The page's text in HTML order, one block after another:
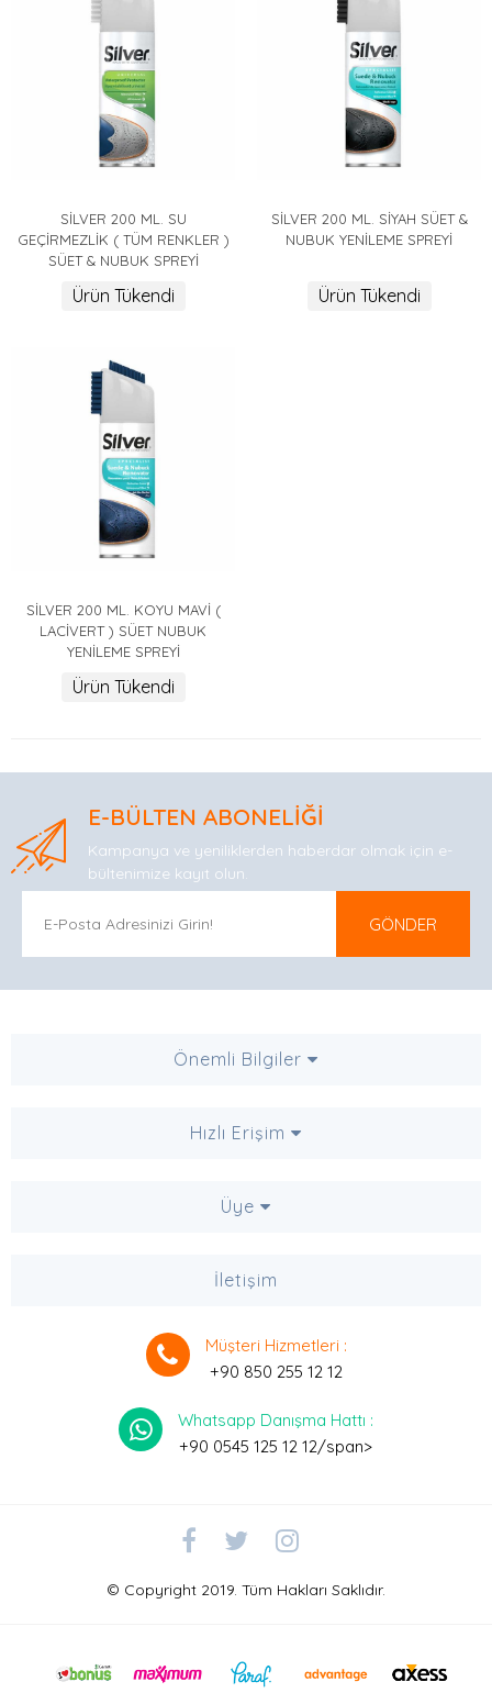
SİLVER 200 ML. SU
GEÇİRMEZLİK ( TÜM RENKLER )
SÜET & NUBUK SPREYİ
Ürün Tükendi
SİLVER 200 ML. SİYAH SÜET &
NUBUK YENİLEME SPREYİ
Ürün Tükendi
SİLVER 200 ML. KOYU MAVİ (
LACİVERT ) SÜET NUBUK
YENİLEME SPREYİ
Ürün Tükendi
E-BÜLTEN ABONELİĞİ
Kampanya ve yeniliklerden haberdar olmak için e-
bültenimize kayıt olun.
GÖNDER
Önemli Bilgiler
Hızlı Erişim
Üye
İletişim
Müşteri Hizmetleri :
+90 850 255 12 12
Whatsapp Danışma Hattı :
+90 0545 125 12 12/span>
© Copyright 2019. Tüm Hakları Saklıdır.